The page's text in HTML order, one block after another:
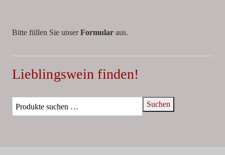
Bitte füllen Sie unserFormularaus.
Lieblingswein finden!
Suchen